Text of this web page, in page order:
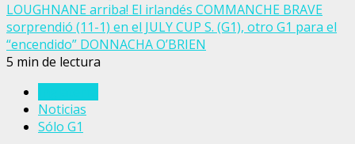
LOUGHNANE arriba! El irlandés COMMANCHE BRAVE
sorprendió (11-1) en el JULY CUP S. (G1), otro G1 para el
“encendido” DONNACHA O’BRIEN
5 min de lectura
Noticias
Sólo G1